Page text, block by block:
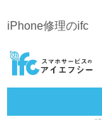
iPhone修理のifc